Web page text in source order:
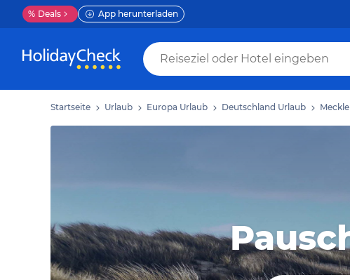
% Deals App herunterladen
Startseite Urlaub Europa Urlaub Deutschland Urlaub